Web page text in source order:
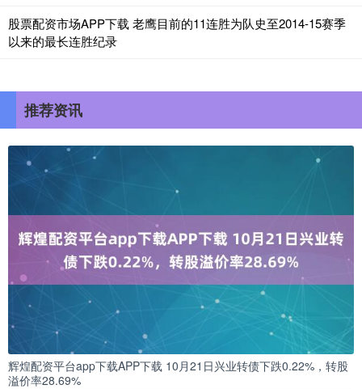
股票配资市场APP下载 老鹰目前的11连胜为队史至2014-15赛季
以来的最长连胜纪录
推荐资讯
辉煌配资平台app下载APP下载 10月21日兴业转债下跌0.22%，转股
溢价率28.69%